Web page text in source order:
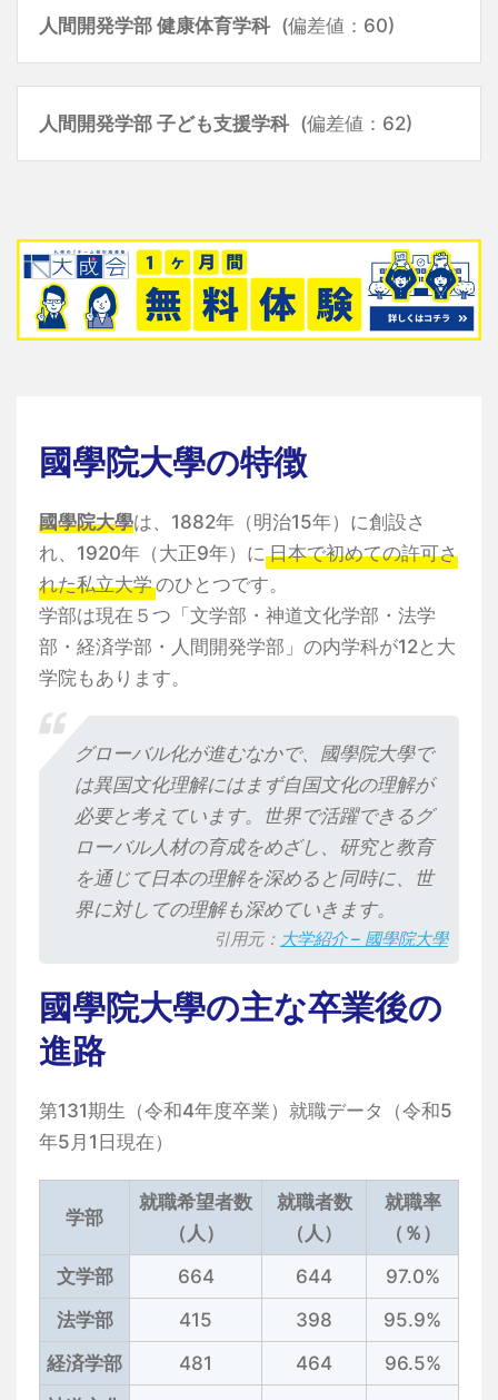
人間開発学部 健康体育学科 (偏差値：60)
人間開発学部 子ども支援学科 (偏差値：62)
國學院大學の特徴
國學院大學は、1882年（明治15年）に創設さ
れ、1920年（大正9年）に 日本で初めての許可さ
れた私立大学のひとつです。
学部は現在５つ「文学部・神道文化学部・法学
部・経済学部・人間開発学部」の内学科が12と大
学院もあります。
グローバル化が進むなかで、國學院大學で
は異国文化理解にはまず自国文化の理解が
必要と考えています。世界で活躍できるグ
ローバル人材の育成をめざし、研究と教育
を通じて日本の理解を深めると同時に、世
界に対しての理解も深めていきます。
引用元： 大学紹介 – 國學院大學
國學院大學の主な卒業後の
進路
第131期生（令和4年度卒業）就職データ（令和5
年5月1日現在）
学部
就職希望者数
（人）
就職者数
（人）
就職率
（％）
文学部
664 644
97.0%
法学部
415 398
95.9%
経済学部
481 464
96.5%